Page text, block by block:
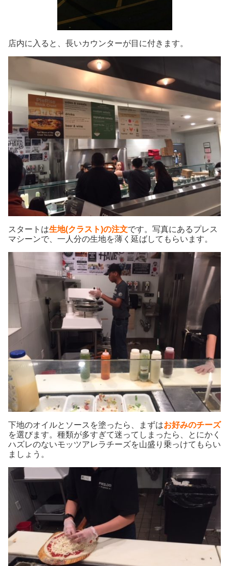
店内に入ると、長いカウンターが目に付きます。
スタートは生地(クラスト)の注文です。写真にあるプレス
マシーンで、一人分の生地を薄く延ばしてもらいます。
下地のオイルとソースを塗ったら、まずはお好みのチーズ
を選びます。種類が多すぎて迷ってしまったら、とにかく
ハズレのないモッツアレラチーズを山盛り乗っけてもらい
ましょう。